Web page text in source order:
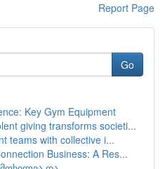
Report Page
Go
Key Gym Equipment
giving transforms societi...
teams with collective i...
Business: A Res...